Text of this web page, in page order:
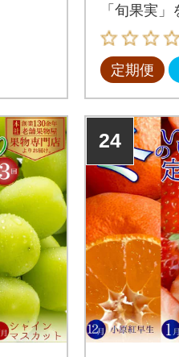
「旬果実
す!
定期便
24